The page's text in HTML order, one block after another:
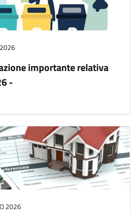
importante relativa
-
2026